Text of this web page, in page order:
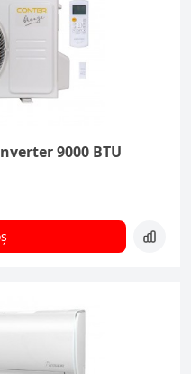
9000 BTU